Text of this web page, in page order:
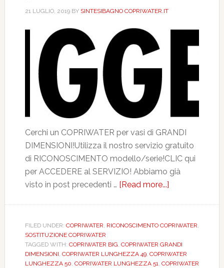
21 LUGLIO, 2019BY SINTESIBAGNO COPRIWATER.IT
Cerchi un COPRIWATER per vasi di GRANDI
DIMENSIONI!Utilizza il nostro servizio gratuito
di RICONOSCIMENTO modello/serie!CLIC qui
per ACCEDERE al SERVIZIO! Abbiamo già
visto in post precedenti … [Read more...]
linee
e
i
FILED UNDER: COPRIWATER, RICONOSCIMENTO COPRIWATER,
SOSTITUZIONE COPRIWATER
TAGGED WITH: COPRIWATER BIG, COPRIWATER GRANDI
DIMENSIONI, COPRIWATER LUNGHEZZA 49, COPRIWATER
LUNGHEZZA 50, COPRIWATER LUNGHEZZA 51, COPRIWATER